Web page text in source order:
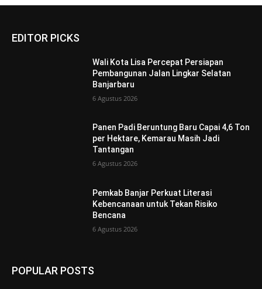
EDITOR PICKS
Wali Kota Lisa Percepat Persiapan
Pembangunan Jalan Lingkar Selatan
Banjarbaru
6 Agustus 2026
Panen Padi Beruntung Baru Capai 4,6 Ton
per Hektare, Kemarau Masih Jadi
Tantangan
6 Agustus 2026
Pemkab Banjar Perkuat Literasi
Kebencanaan untuk Tekan Risiko
Bencana
6 Agustus 2026
POPULAR POSTS